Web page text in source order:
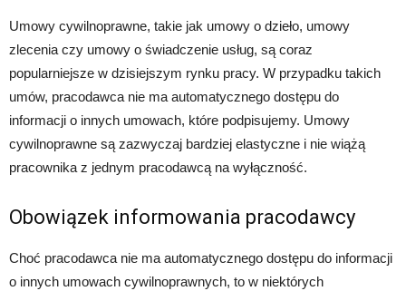
Umowy cywilnoprawne, takie jak umowy o dzieło, umowy
zlecenia czy umowy o świadczenie usług, są coraz
popularniejsze w dzisiejszym rynku pracy. W przypadku takich
umów, pracodawca nie ma automatycznego dostępu do
informacji o innych umowach, które podpisujemy. Umowy
cywilnoprawne są zazwyczaj bardziej elastyczne i nie wiążą
pracownika z jednym pracodawcą na wyłączność.
Obowiązek informowania pracodawcy
Choć pracodawca nie ma automatycznego dostępu do informacji
o innych umowach cywilnoprawnych, to w niektórych